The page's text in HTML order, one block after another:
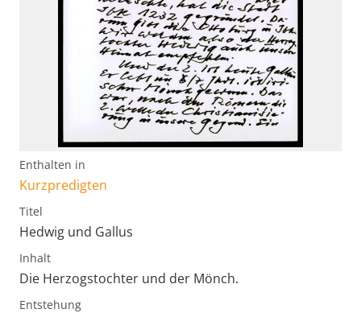
Enthalten in
Kurzpredigten
Titel
Hedwig und Gallus
Inhalt
Die Herzogstochter und der Mönch.
Entstehung